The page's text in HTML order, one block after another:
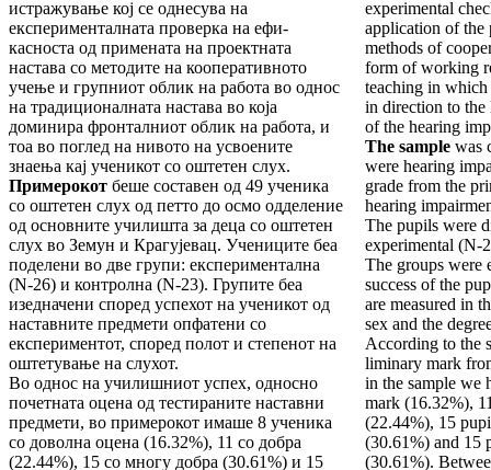
истражување кој се од­не­сува на
експерименталната проверка на ефи­
касноста од примената на проектната
настава со методите на кооперативното
учење и груп­ни­от облик на работа во однос
на традицио­налната настава во која
доминира фронталниот облик на работа, и
тоа во поглед на нивото на усвоените
знаења кај ученикот со оштетен слух.
Примерокот беше составен од 49 ученика
со оштетен слух од петто до осмо одделение
од основните училишта за деца со оштетен
слух во Земун и Крагујевац. Учениците беа
поделени во две групи: експериментална
(N-26) и кон­тролна (N-23). Групите беа
изедначени според успехот на ученикот од
наставните предмети опфатени со
експериментот, според полот и степенот на
оштетување на слухот.
Во однос на училишниот успех, односно
почет­ната оцена од тестираните наставни
предмети, во примерокот имаше 8 ученика
со доволна оцена (16.32%), 11 со добра
(22.44%), 15 со мно­гу добра (30.61%) и 15
experimental
application of the
methods of
form of working
teaching in
in direction to
of the hearing
The sample was
were hearing
grade from the
hearing
The pupils were
experimental (N-
The groups were
success of the
are measured in
sex and the
According to the
liminary mark
in the sample we
mark (16.32%),
(22.44%), 15
(30.61%) and 15
(30.61%).